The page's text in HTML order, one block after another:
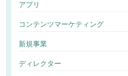
アプリ
コンテンツマーケティング
新規事業
ディレクター